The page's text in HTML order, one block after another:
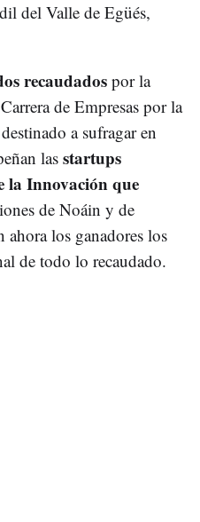
del Valle de Egüés,
recaudados por la
de Empresas por la
a sufragar en
las startups
la Innovación que
de Noáin y de
ahora los ganadores los
de todo lo recaudado.